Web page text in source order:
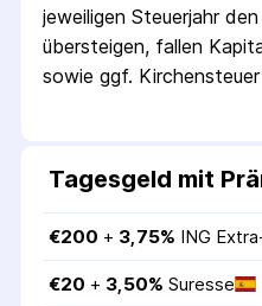
jeweiligen Steuerjahr
übersteigen, fallen
sowie ggf.
Tagesgeld mit
€200 + 3,75% ING
€20 + 3,50% Suresse